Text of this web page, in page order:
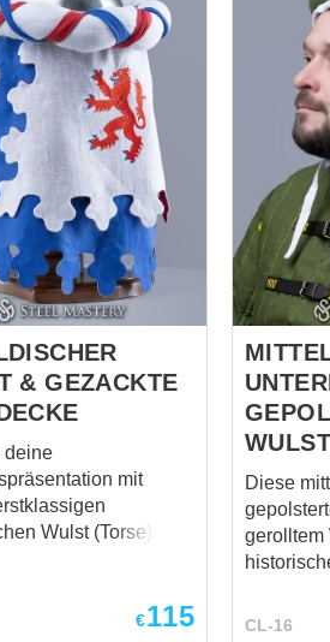
& GEZACKTE
deine
mit
Wulst (Torse) und
Rekonstruktion,
Living History.
€115
Diese
gerolltem
CL-16